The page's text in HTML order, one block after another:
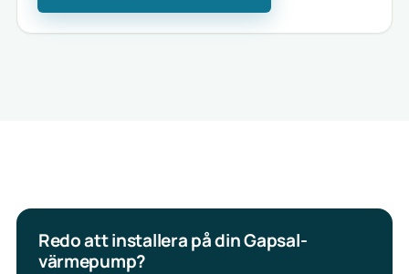
Redo att installera på din Gapsal-
värmepump?